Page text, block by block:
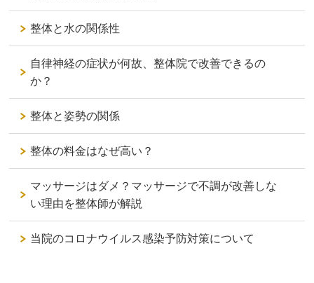
整体と水の関係性
自律神経の症状が何故、整体院で改善できるの
か？
整体と姿勢の関係
整体の料金はなぜ高い？
マッサージはダメ？マッサージで不調が改善しな
い理由を整体師が解説
当院のコロナウイルス感染予防対策について